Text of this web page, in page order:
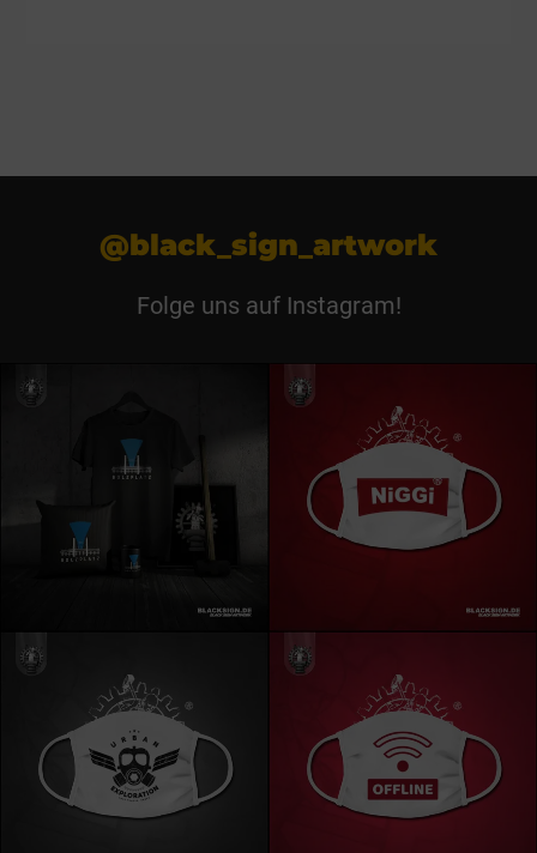
@black_sign_artwork
Folge uns auf Instagram!